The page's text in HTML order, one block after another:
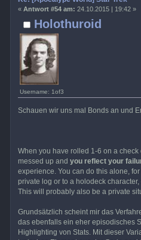
Holothuroid
Username: 1of3
« Antwort #54 am: 24.10.2015 | 19:42 »
Schauen wir uns mal Bonds an und
When you have rolled 1-6 on a
messed up and you reflect your
experience. You can do this alone,
private log or to a holodeck
This will probably also be a private
Grundsätzlich scheint mir das
das ebenfalls ein eher episodisches
Highlighting von Stats. Mit dieser